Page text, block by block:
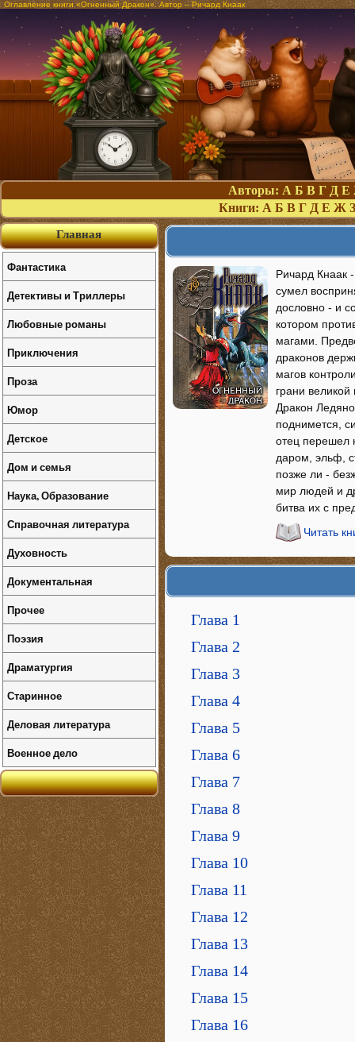
Оглавление книги «Огненный Дракон». Автор – Ричард Кнаак
Авторы: А Б В Г Д Е
Книги: А Б В Г Д Е Ж З
Ричард Кнаак
сумел
дословно - и
котором
магами.
драконов
магов
грани
Дракон
поднимется,
отец перешел
даром, эльф,
позже ли -
мир людей и
битва их с
Читать
Глава 1
Глава 2
Глава 3
Глава 4
Глава 5
Глава 6
Глава 7
Глава 8
Глава 9
Глава 10
Глава 11
Глава 12
Глава 13
Глава 14
Глава 15
Глава 16
Главная
Фантастика
Детективы и Триллеры
Любовные романы
Приключения
Проза
Юмор
Детское
Дом и семья
Наука, Образование
Справочная литература
Духовность
Документальная
Прочее
Поэзия
Драматургия
Старинное
Деловая литература
Военное дело